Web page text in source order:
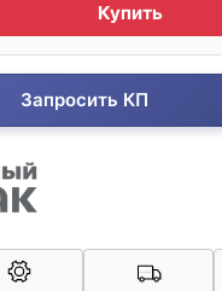
Купить
Запросить КП
Арконт-Мед